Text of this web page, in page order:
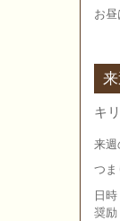
お
キ
来週
つま
日
奨励